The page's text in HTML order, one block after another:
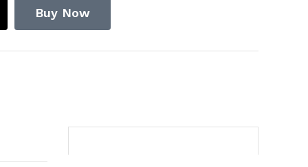
Buy Now